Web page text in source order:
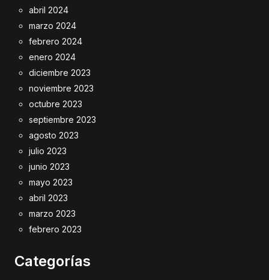
abril 2024
marzo 2024
febrero 2024
enero 2024
diciembre 2023
noviembre 2023
octubre 2023
septiembre 2023
agosto 2023
julio 2023
junio 2023
mayo 2023
abril 2023
marzo 2023
febrero 2023
Categorías